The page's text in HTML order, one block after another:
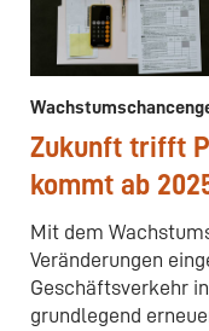
Zukunft trifft
kommt ab
Mit dem
Veränderungen
Geschäftsverkehr
grundlegend